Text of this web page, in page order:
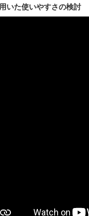
いた使いやすさの検討